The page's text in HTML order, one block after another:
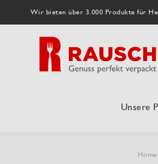
Wir bieten über 3.000 Produkte für
Unsere
Home